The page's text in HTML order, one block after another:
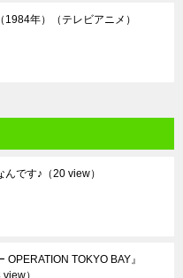
1984年）（テレビアニメ）
んです♪ （20 view）
OPERATION TOKYO BAY』
view）